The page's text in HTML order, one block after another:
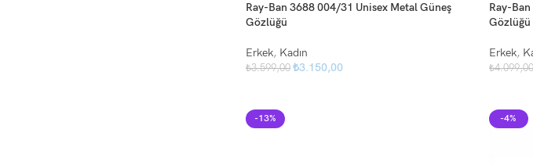
Ray-Ban 3688 004/31 Unisex Metal Güneş
Gözlüğü
Erkek, Kadın
₺3.599,00 ₺3.150,00
Ray-
Gözlüğü
Erkek,
₺4.099,00
-13% -4%